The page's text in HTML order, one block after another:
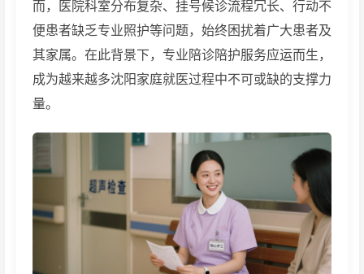
而，医院科室分布复杂、挂号候诊流程冗长、行动不
便患者缺乏专业照护等问题，始终困扰着广大患者及
其家属。在此背景下，专业陪诊陪护服务应运而生，
成为越来越多沈阳家庭就医过程中不可或缺的支撑力
量。